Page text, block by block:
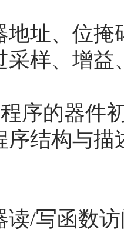
地址、位
采样、增
序的器件
序结构与
读/写函数